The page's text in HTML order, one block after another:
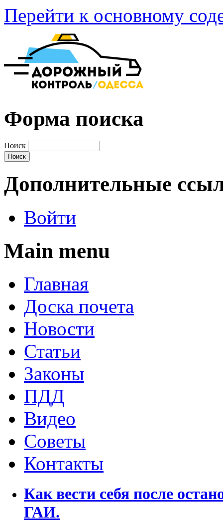
Перейти к основному
Форма поиска
Поиск
Дополнительные
Войти
Main menu
Главная
Доска почета
Новости
Статьи
Законы
ПДД
Видео
Советы
Контакты
Как вести себя после
ГАИ.